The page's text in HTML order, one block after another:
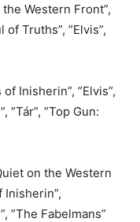
Western Front”,
Truths”, ”Elvis”,
Inisherin”, ”Elvis”,
”Tár”, ”Top Gun:
on the Western
Inisherin”,
”The Fabelmans”